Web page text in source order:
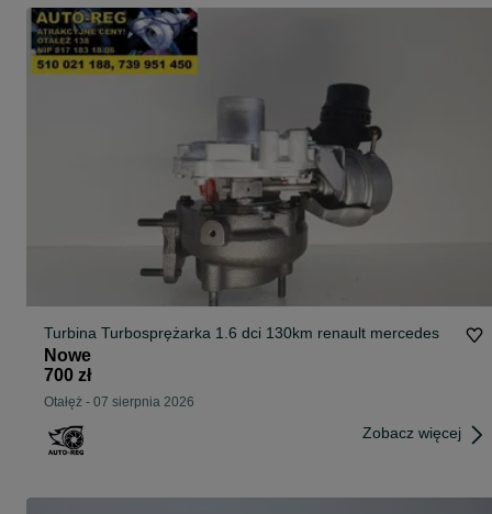
Turbina Turbosprężarka 1.6 dci 130km renault mercedes
Nowe
700 zł
Otałęż - 07 sierpnia 2026
Zobacz więcej